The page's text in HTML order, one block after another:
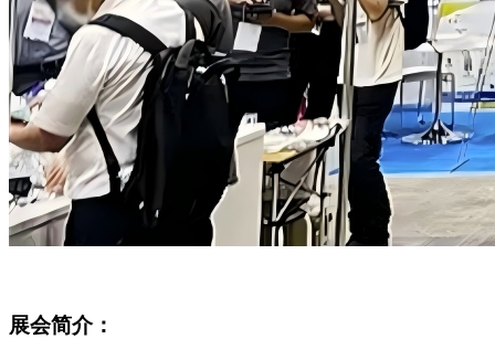
展会简介：